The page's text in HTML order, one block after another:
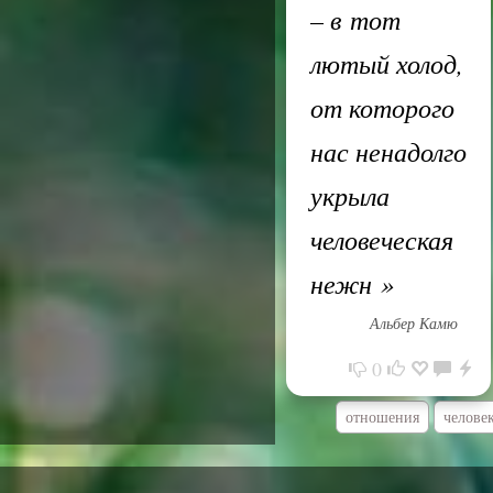
– в тот
лютый холод,
от которого
нас ненадолго
укрыла
человеческая
нежн »
Альбер Камю
0
отношения